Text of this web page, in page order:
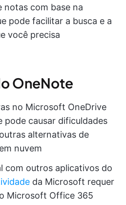
notas com base na
pode facilitar a busca e a
você precisa
OneNote
no Microsoft OneDrive
pode causar dificuldades
alternativas de
nuvem
com outros aplicativos do
da Microsoft requer
Microsoft Office 365